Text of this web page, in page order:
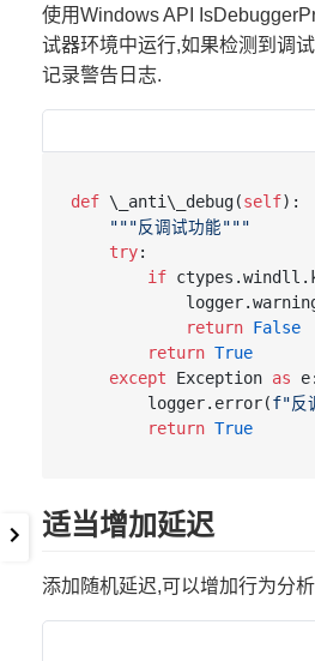
使用Windows API
试器环境中运行,如果检测到调
记录警告日志.
def \_anti\_debug(self):
"""反调试功能"""
try:
if
return False
return True
except Exception as
logger.error(f"反
return True
适当增加延迟
添加随机延迟,可以增加行为分